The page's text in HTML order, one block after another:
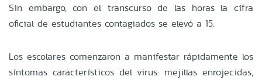
Sin embargo, con el transcurso de las horas la cifra
oficial de estudiantes contagiados se elevó a 15.
Los escolares comenzaron a manifestar rápidamente los
síntomas característicos del virus: mejillas enrojecidas,